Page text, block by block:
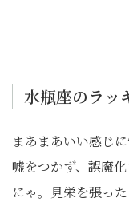
水瓶座のラッ
まあまあいい感じ
嘘をつかず、誤魔
にゃ。見栄を張っ